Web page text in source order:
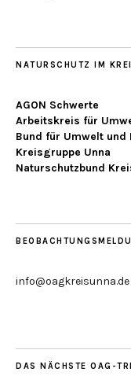
NATURSCHUTZ IM
AGON Schwerte
Arbeitskreis für
Bund für Umwelt und
Kreisgruppe Unna
Naturschutzbund
info@oagkreisunna.de
DAS NÄCHSTE OAG-